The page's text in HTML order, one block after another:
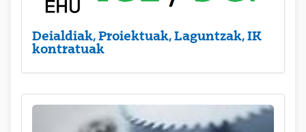
Deialdiak, Proiektuak, Laguntzak, IK
kontratuak